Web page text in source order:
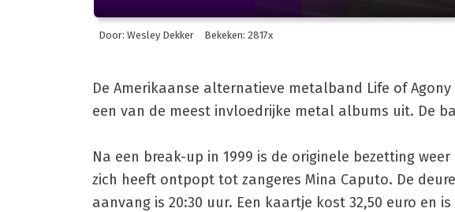
Door: Wesley Dekker Bekeken: 2817x
De Amerikaanse alternatieve metalband Life of
een van de meest invloedrijke metal albums uit. De
Na een break-up in 1999 is de originele bezetting
zich heeft ontpopt tot zangeres Mina Caputo. De
aanvang is 20:30 uur. Een kaartje kost 32,50 euro en